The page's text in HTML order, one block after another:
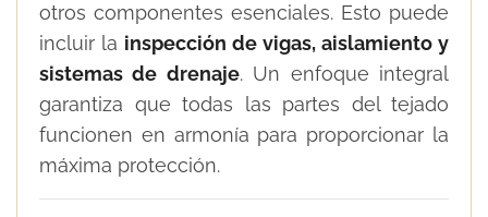
otros componentes esenciales. Esto puede
incluir la inspección de vigas, aislamiento y
sistemas de drenaje. Un enfoque integral
garantiza que todas las partes del tejado
funcionen en armonía para proporcionar la
máxima protección.